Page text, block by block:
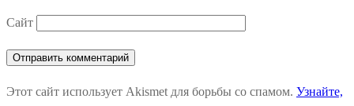
Сайт
Этот сайт использует Akismet для борьбы со спамом. Узнайте,